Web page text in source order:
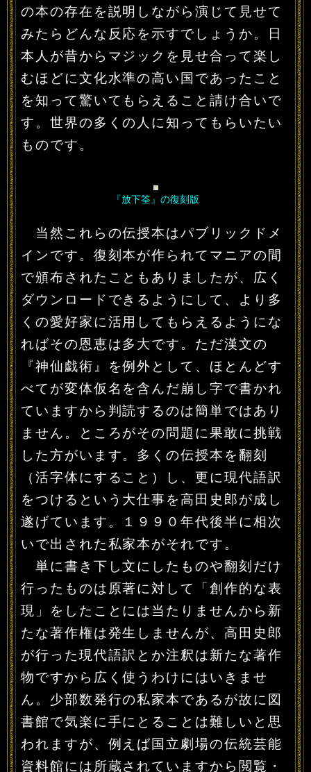
の本の存在を説明しながら演じて見せて
みたらどんな反応を示すでしょうか。日
本人が昔からマジックを見せ合って楽し
むほどに文化水準の高い国であったこと
を知って驚いてもらえること請け合いで
す。世界の多くの人に知ってもらいたい
ものです。
『放下筌』の復刻版
当然これらの伝授本はパブリックドメ
インです。復刻本が作られてマニアの間
で頒布されたこともありましたが、広く
ダウンロードできるようにして、より多
くの愛好家に活用してもらえるようにな
ればその恩恵は多大です。ただ漢文の
『神仙戯術』を例外として、ほとんどす
べてが変体仮名を含んだ崩し字で書かれ
ていますから判読するのは簡単ではあり
ません。ところがその問題に果敢に挑戦
した方がいます。多くの伝授本を翻刻
（活字体にすること）し、更に現代語訳
をつけるという大仕事を高田史郎が成し
遂げています。１９９０年代後半に相次
いで出された私家本がそれです。
単に書き下し文にしたものや翻刻だけ
行ったものは原著に対して「創作的な表
現」をしたことには当たりませんから新
たな著作権は発生しませんが、高田史郎
が行った現代語訳とか注釈は新たな著作
物ですから広く使うわけにはいきませ
ん。少部数発行の私家本であるが故に図
書館で気楽に手にとることは難しいと思
われますが、例えば国立劇場の伝統芸能
資料館には所蔵されていますから閲覧・